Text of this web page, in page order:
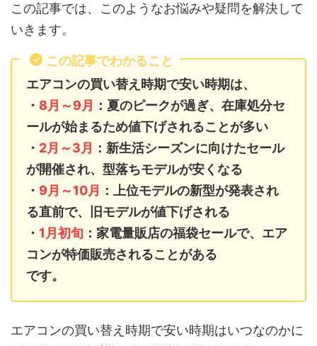
この記事では、このようなお悩みや疑問を解決して
いきます。
この記事でわかること
エアコンの買い替え時期で安い時期は、
・ 8月～9月
：夏のピークが過ぎ、在庫処分セ
ールが始まるため値下げされることが多い
・ 2月～3月
：新生活シーズンに向けたセール
が開催され、型落ちモデルが安くなる
・ 9月～10月
：上位モデルの新型が発表され
る直前で、旧モデルが値下げされる
・ 1月初旬 ：家電量販店の福袋セールで、エア
コンが特価販売されることがある
です。
エアコンの買い替え時期で安い時期はいつなのかに